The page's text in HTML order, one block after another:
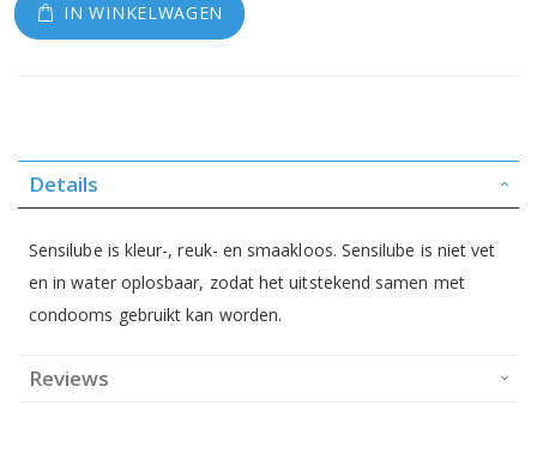
IN WINKELWAGEN
Details
Sensilube is kleur-, reuk- en smaakloos. Sensilube is niet vet
en in water oplosbaar, zodat het uitstekend samen met
condooms gebruikt kan worden.
Reviews